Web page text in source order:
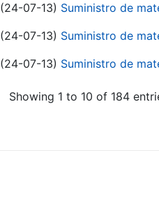
(24-07-13) Suministro de
(24-07-13) Suministro de
(24-07-13) Suministro de
Showing 1 to 10 of 184